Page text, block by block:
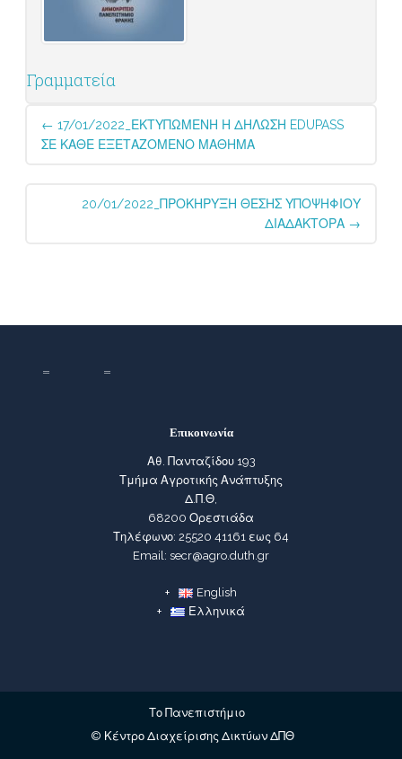
Γραμματεία
Post
navigation
← 17/01/2022_ΕΚΤΥΠΩΜΕΝΗ Η ΔΗΛΩΣΗ EDUPASS
ΣΕ ΚΑΘΕ ΕΞΕΤΑΖΟΜΕΝΟ ΜΑΘΗΜΑ
20/01/2022_ΠΡΟΚΗΡΥΞΗ ΘΕΣΗΣ ΥΠΟΨΗΦΙΟΥ
ΔΙΑΔΑΚΤΟΡΑ →
Επικοινωνία
Αθ. Πανταζίδου 193
Τμήμα Αγροτικής Ανάπτυξης
Δ.Π.Θ,
68200 Ορεστιάδα
Τηλέφωνο: 25520 41161 εως 64
Email: secr@agro.duth.gr
English
Ελληνικά
Το Πανεπιστήμιο
© Κέντρο Διαχείρισης Δικτύων ΔΠΘ